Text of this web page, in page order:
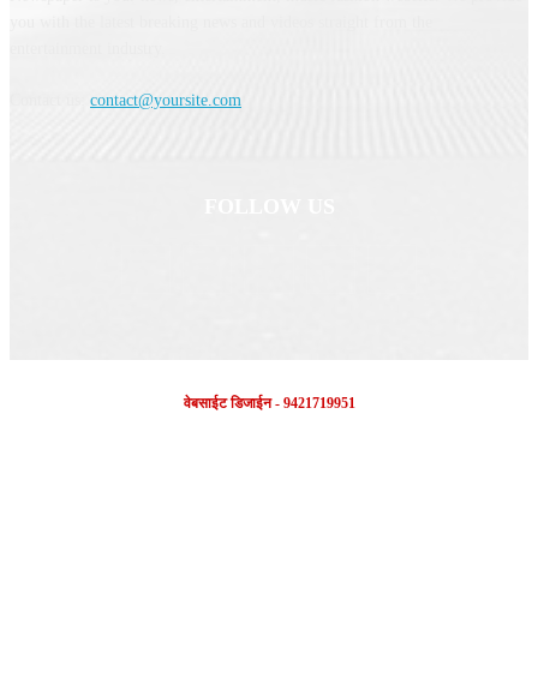
contact@yoursite.com
वेबसाईट डिजाईन - 9421719951